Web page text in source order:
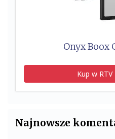
Onyx Boox
Kup w RTV
Najnowsze